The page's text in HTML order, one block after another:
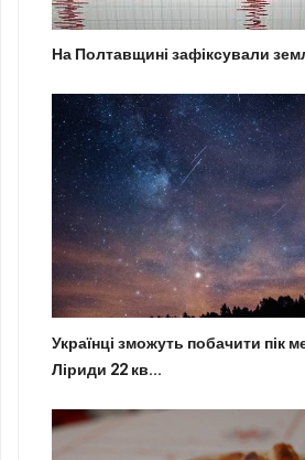
На Полтавщині зафіксували
Українці зможуть побачити пік
Ліриди 22 кв...